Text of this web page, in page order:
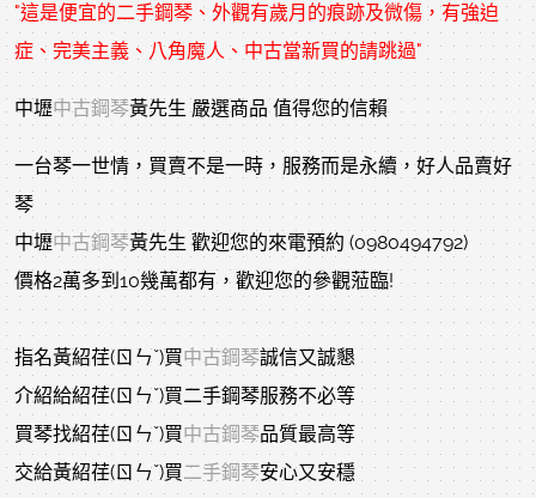
"這是便宜的二手鋼琴、外觀有歲月的痕跡及微傷，有強迫
症、完美主義、八角魔人、中古當新買的請跳過"
中壢中古鋼琴黃先生 嚴選商品 值得您的信賴
一台琴一世情，買賣不是一時，服務而是永續，好人品賣好
琴
中壢中古鋼琴黃先生 歡迎您的來電預約 (0980494792)
價格2萬多到10幾萬都有，歡迎您的參觀蒞臨!
指名黃紹荏(ㄖㄣˇ)買中古鋼琴誠信又誠懇
介紹給紹荏(ㄖㄣˇ)買二手鋼琴服務不必等
買琴找紹荏(ㄖㄣˇ)買中古鋼琴品質最高等
交給黃紹荏(ㄖㄣˇ)買二手鋼琴安心又安穩